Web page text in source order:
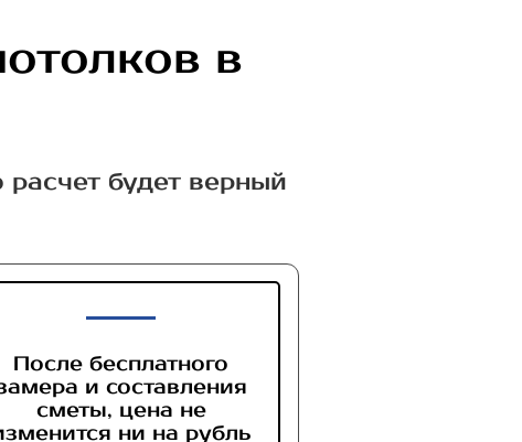
в
будет верный
После бесплатного
и составления
сметы, цена не
ни на рубль